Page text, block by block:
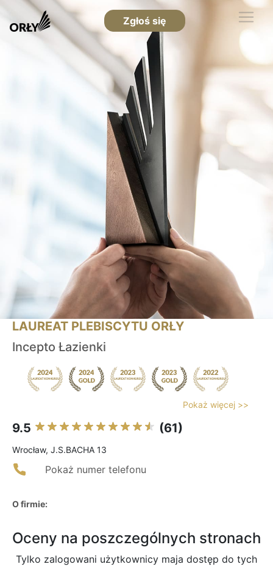
Zgłoś się
LAUREAT PLEBISCYTU ORŁY
Incepto Łazienki
Pokaż więcej >>
9.5 (61)
Wrocław, J.S.BACHA 13
Pokaż numer telefonu
O firmie:
Oceny na poszczególnych stronach
Tylko zalogowani użytkownicy maja dostęp do tych